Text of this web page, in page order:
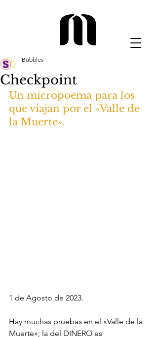
Checkpoint
Bubbles
Un micropoema para los
que viajan por el «Valle de
la Muerte».
1 de Agosto de 2023.
Hay muchas pruebas en el «Valle de la
Muerte»; la del DINERO es